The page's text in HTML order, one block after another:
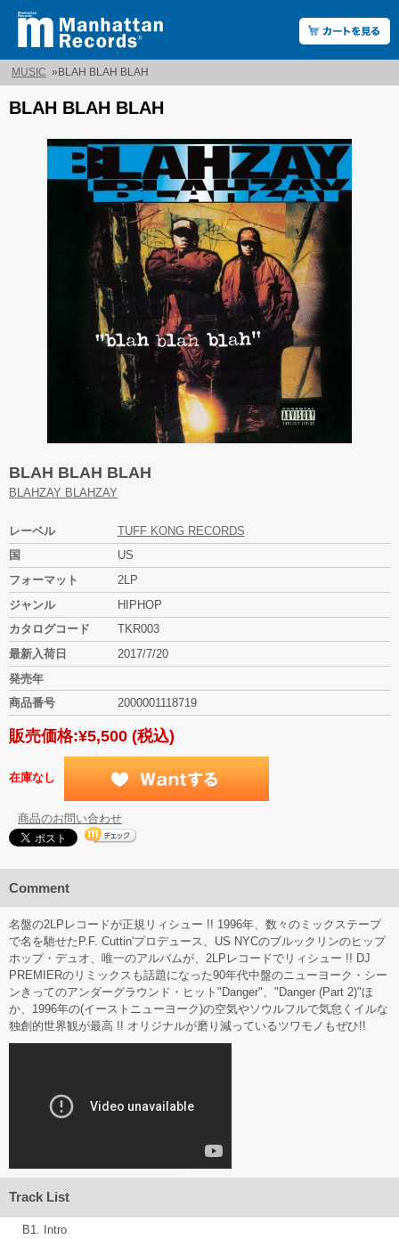
MUSIC » BLAH BLAH BLAH
BLAH BLAH BLAH
BLAH BLAH BLAH
BLAHZAY BLAHZAY
レーベル
TUFF KONG RECORDS
国
US
フォーマット
2LP
ジャンル
HIPHOP
カタログコード
TKR003
最新入荷日
2017/7/20
発売年
商品番号
2000001118719
販売価格:¥5,500 (税込)
在庫なし
商品のお問い合わせ
Comment
名盤の2LPレコードが正規リィシュー !! 1996年、数々のミックステープ
で名を馳せたP.F. Cuttin'プロデュース、US NYCのブルックリンのヒップ
ホップ・デュオ、唯一のアルバムが、2LPレコードでリィシュー !! DJ
PREMIERのリミックスも話題になった90年代中盤のニューヨーク・シー
ンきってのアンダーグラウンド・ヒット"Danger"、"Danger (Part 2)"ほ
か、1996年の(イーストニューヨーク)の空気やソウルフルで気怠くイルな
独創的世界観が最高 !! オリジナルが磨り減っているツワモノもぜひ!!
Track List
B1. Intro